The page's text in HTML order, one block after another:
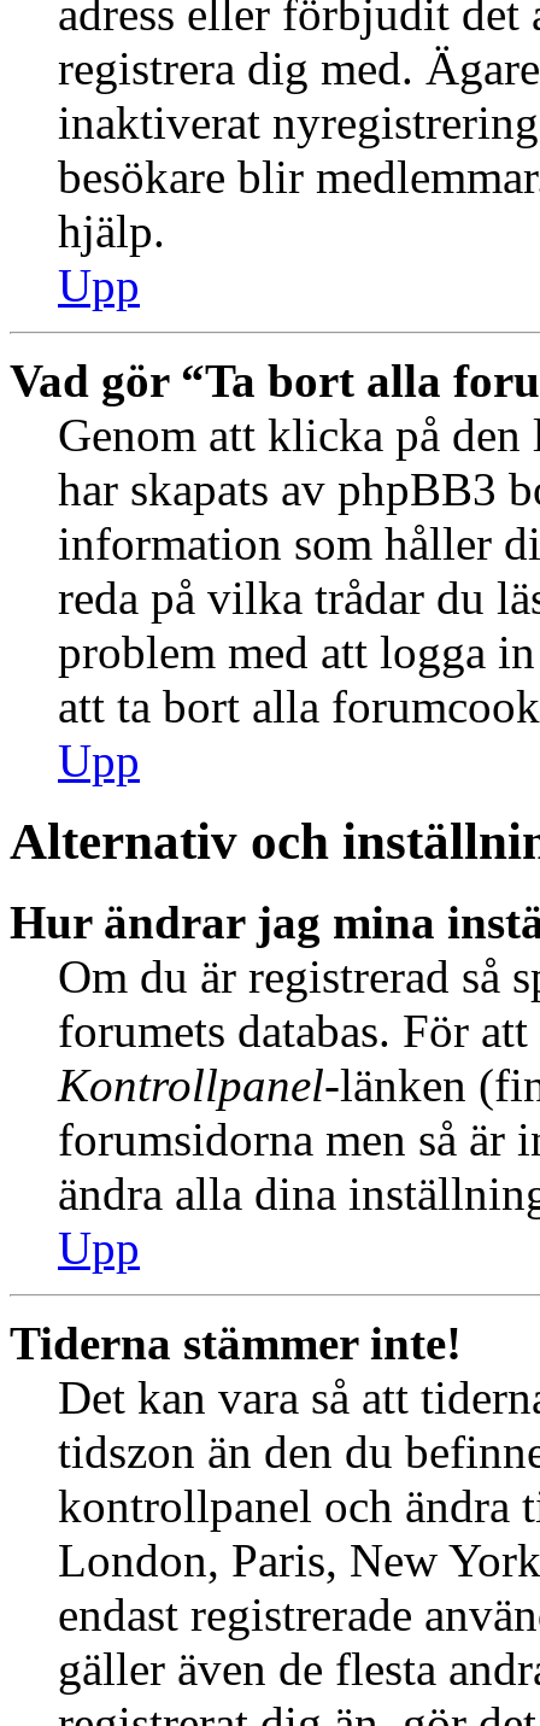
adress eller förbjudit det
registrera dig med.
inaktiverat
besökare blir
hjälp.
Upp
Vad gör “Ta bort alla
Genom att klicka på den
har skapats av phpBB3
information som håller
reda på vilka trådar du
problem med att logga
att ta bort alla
Upp
Alternativ och
Hur ändrar jag mina
Om du är registrerad så
forumets databas. För
Kontrollpanel-länken
forumsidorna men så är
ändra alla dina
Upp
Tiderna stämmer inte!
Det kan vara så att
tidszon än den du
kontrollpanel och ändra
London, Paris, New
endast registrerade
gäller även de flesta